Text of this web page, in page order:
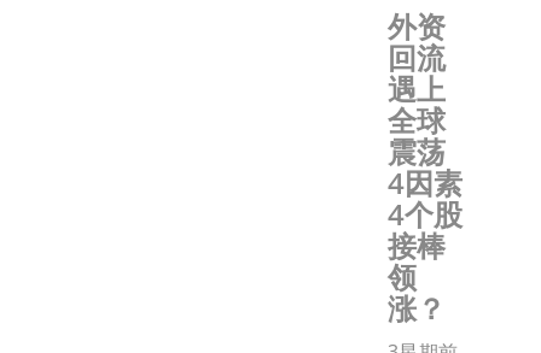
外资
回流
遇上
全球
震荡
4因素
4个股
接棒
领
涨？